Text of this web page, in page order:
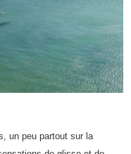
un peu partout sur la